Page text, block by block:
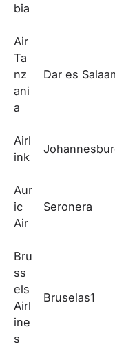
bia
Air
Ta
nz
ani
a
Dar es
Airl
ink
Aur
ic
Air
Seronera
Bru
ss
els
Airl
ine
s
Bruselas1